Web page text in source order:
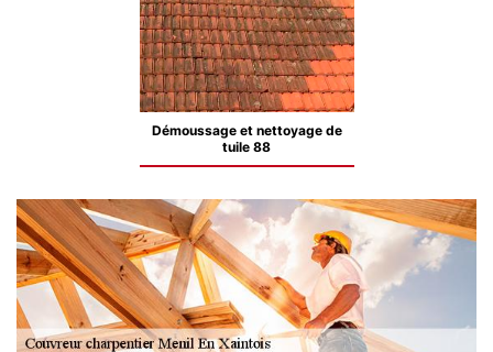
Démoussage et nettoyage de
tuile 88